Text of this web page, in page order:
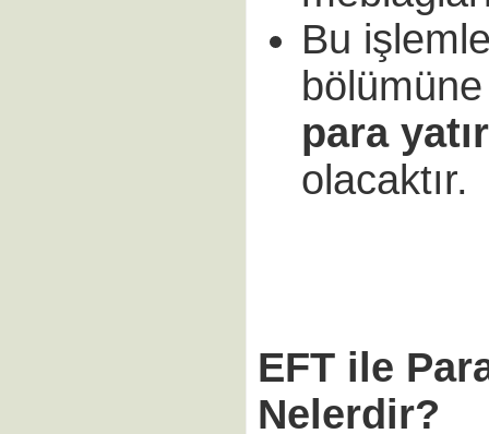
Bu
para
olacaktır.
EFT ile
Nelerdir?